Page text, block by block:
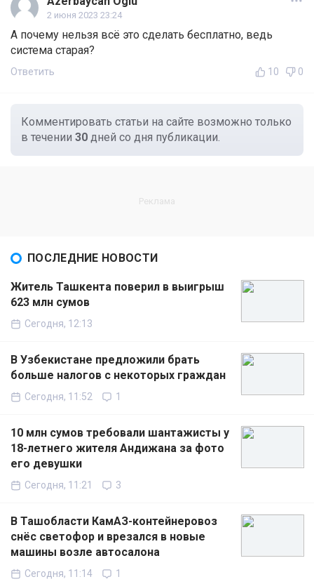
2 июня 2023 23:24
А почему нельзя всё это сделать бесплатно, ведь
система старая?
Ответить 10 0
Комментировать статьи на сайте возможно только
в течении 30 дней со дня публикации.
ПОСЛЕДНИЕ НОВОСТИ
Житель Ташкента поверил в выигрыш
623 млн сумов
Сегодня, 12:13
В Узбекистане предложили брать
больше налогов с некоторых граждан
Сегодня, 11:52 1
10 млн сумов требовали шантажисты у
18-летнего жителя Андижана за фото
его девушки
Сегодня, 11:21 3
В Ташобласти КамАЗ-контейнеровоз
снёс светофор и врезался в новые
машины возле автосалона
Сегодня, 11:14 1